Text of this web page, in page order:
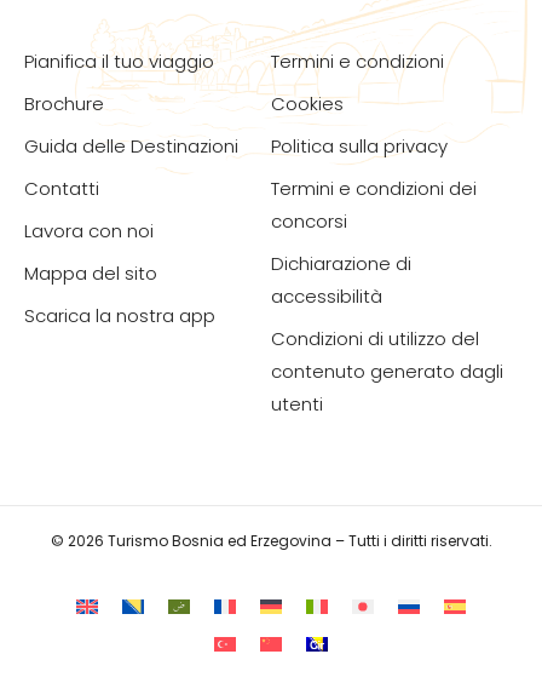
Pianifica il tuo viaggio
Brochure
Guida delle Destinazioni
Contatti
Lavora con noi
Mappa del sito
Scarica la nostra app
Termini e condizioni
Cookies
Politica sulla privacy
Termini e condizioni dei
concorsi
Dichiarazione di
accessibilità
Condizioni di utilizzo del
contenuto generato dagli
utenti
© 2026 Turismo Bosnia ed Erzegovina – Tutti i diritti riservati.